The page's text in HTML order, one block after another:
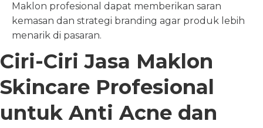
Maklon profesional dapat memberikan saran
kemasan dan strategi branding agar produk lebih
menarik di pasaran.
Ciri-Ciri Jasa Maklon
Skincare Profesional
untuk Anti Acne dan